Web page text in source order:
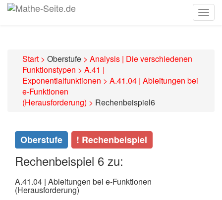
Start > Oberstufe > Analysis | Die verschiedenen
Funktionstypen > A.41 |
Exponentialfunktionen > A.41.04 | Ableitungen bei
e-Funktionen
(Herausforderung) > Rechenbeispiel6
Oberstufe ! Rechenbeispiel
Rechenbeispiel 6 zu:
A.41.04 | Ableitungen bei e-Funktionen
(Herausforderung)